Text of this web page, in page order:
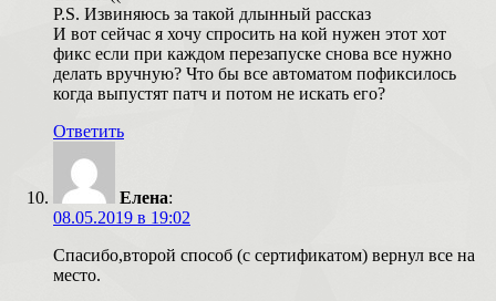
P.S. Извиняюсь за такой длынный раcсказ
И вот сейчас я хочу спросить на кой нужен этот хот
фикс если при каждом перезапуске снова все нужно
делать вручную? Что бы все автоматом пофиксилось
когда выпустят патч и потом не искать его?
Ответить
Елена:
08.05.2019 в 19:02
Спасибо,второй способ (с сертификатом) вернул все на
место.